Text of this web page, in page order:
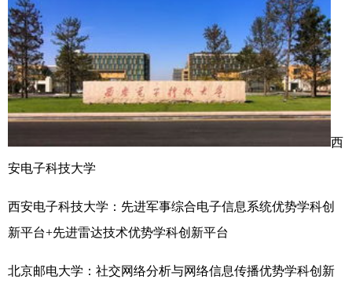
西
安电子科技大学
西安电子科技大学：先进军事综合电子信息系统优势学科创
新平台+先进雷达技术优势学科创新平台
北京邮电大学：社交网络分析与网络信息传播优势学科创新